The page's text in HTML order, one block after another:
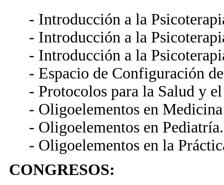
- Introducción a la
- Introducción a la
- Introducción a la
- Espacio de Configuración
- Protocolos para la Salud y
- Oligoelementos en
- Oligoelementos en Pediatría.
- Oligoelementos en la
CONGRESOS: